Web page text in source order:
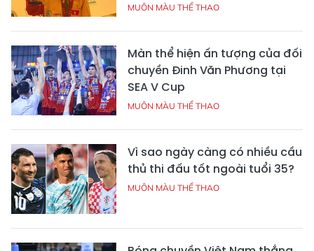
MUÔN MÀU THỂ THAO
Màn thể hiện ấn tượng của đối
chuyền Đinh Văn Phương tại
SEA V Cup
MUÔN MÀU THỂ THAO
Vì sao ngày càng có nhiều cầu
thủ thi đấu tốt ngoài tuổi 35?
MUÔN MÀU THỂ THAO